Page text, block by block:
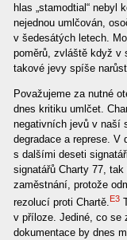
hlas „stamodtial“
nejednou umlčován,
v šedesátých letech.
poměrů, zvláště když v
takové jevy spíše
Považujeme za nutné
dnes kritiku umlčet.
negativních jevů v naší
degradace a represe. V
s dalšími deseti
signatářů Charty 77,
zaměstnání, protože
rezolucí proti Chartě. E3
v příloze. Jediné, co se
dokumentace by dnes